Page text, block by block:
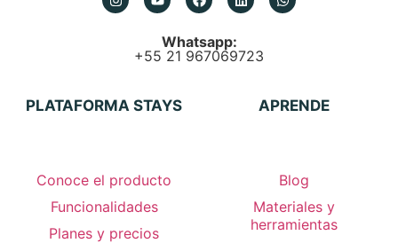
Whatsapp:
+55 21 967069723
PLATAFORMA STAYS
Conoce el producto
Funcionalidades
Planes y precios
APRENDE
Blog
Materiales y
herramientas